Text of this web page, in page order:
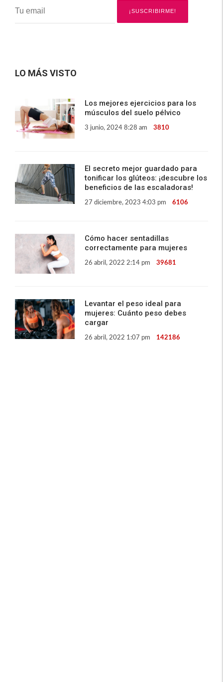
LO MÁS VISTO
Los mejores ejercicios para los
músculos del suelo pélvico
3 junio, 2024 8:28 am 3810
El secreto mejor guardado para
tonificar los glúteos: ¡descubre los
beneficios de las escaladoras!
27 diciembre, 2023 4:03 pm 6106
Cómo hacer sentadillas
correctamente para mujeres
26 abril, 2022 2:14 pm 39681
Levantar el peso ideal para
mujeres: Cuánto peso debes
cargar
26 abril, 2022 1:07 pm 142186